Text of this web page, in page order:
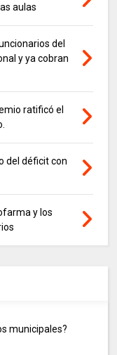
aulas
del
y ya cobran
ratificó el
del déficit con
y los
municipales?